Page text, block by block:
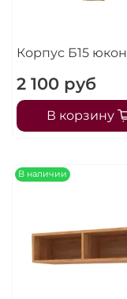
Корпус Б15 юкон
2 100 руб
В корзину
В наличии